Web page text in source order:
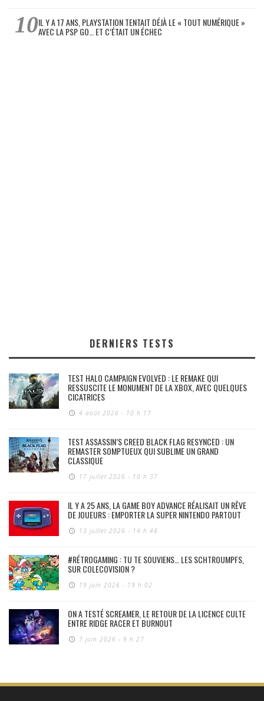
IL Y A 17 ANS, PLAYSTATION TENTAIT DÉJÀ LE « TOUT NUMÉRIQUE »
AVEC LA PSP GO… ET C’ÉTAIT UN ÉCHEC
DERNIERS TESTS
TEST HALO CAMPAIGN EVOLVED : LE REMAKE QUI
RESSUSCITE LE MONUMENT DE LA XBOX, AVEC QUELQUES
CICATRICES
4 août 2026 - 10 h 17
TEST ASSASSIN’S CREED BLACK FLAG RESYNCED : UN
REMASTER SOMPTUEUX QUI SUBLIME UN GRAND
CLASSIQUE
17 juillet 2026 - 10 h 37
IL Y A 25 ANS, LA GAME BOY ADVANCE RÉALISAIT UN RÊVE
DE JOUEURS : EMPORTER LA SUPER NINTENDO PARTOUT
13 juillet 2026 - 14 h 48
#RÉTROGAMING : TU TE SOUVIENS… LES SCHTROUMPFS,
SUR COLECOVISION ?
19 juin 2026 - 19 h 02
ON A TESTÉ SCREAMER, LE RETOUR DE LA LICENCE CULTE
ENTRE RIDGE RACER ET BURNOUT
7 juin 2026 - 9 h 27